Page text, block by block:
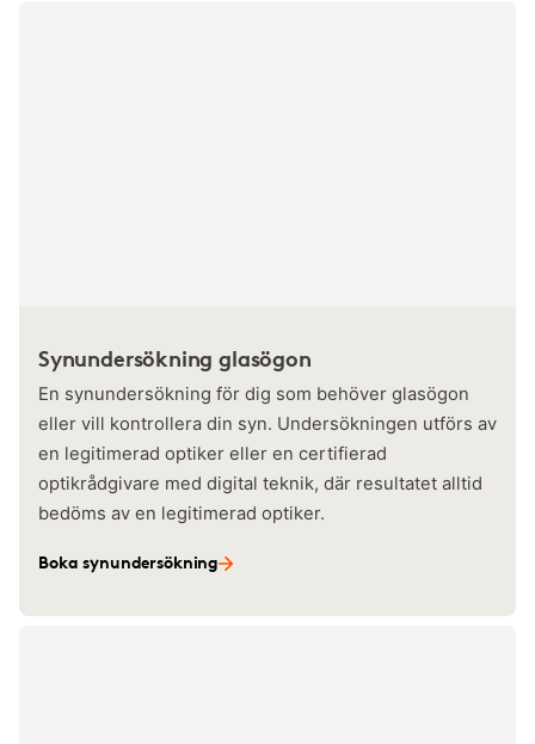
Synundersökning glasögon
En synundersökning för dig som behöver glasögon
eller vill kontrollera din syn. Undersökningen utförs av
en legitimerad optiker eller en certifierad
optikrådgivare med digital teknik, där resultatet alltid
bedöms av en legitimerad optiker.
Boka synundersökning